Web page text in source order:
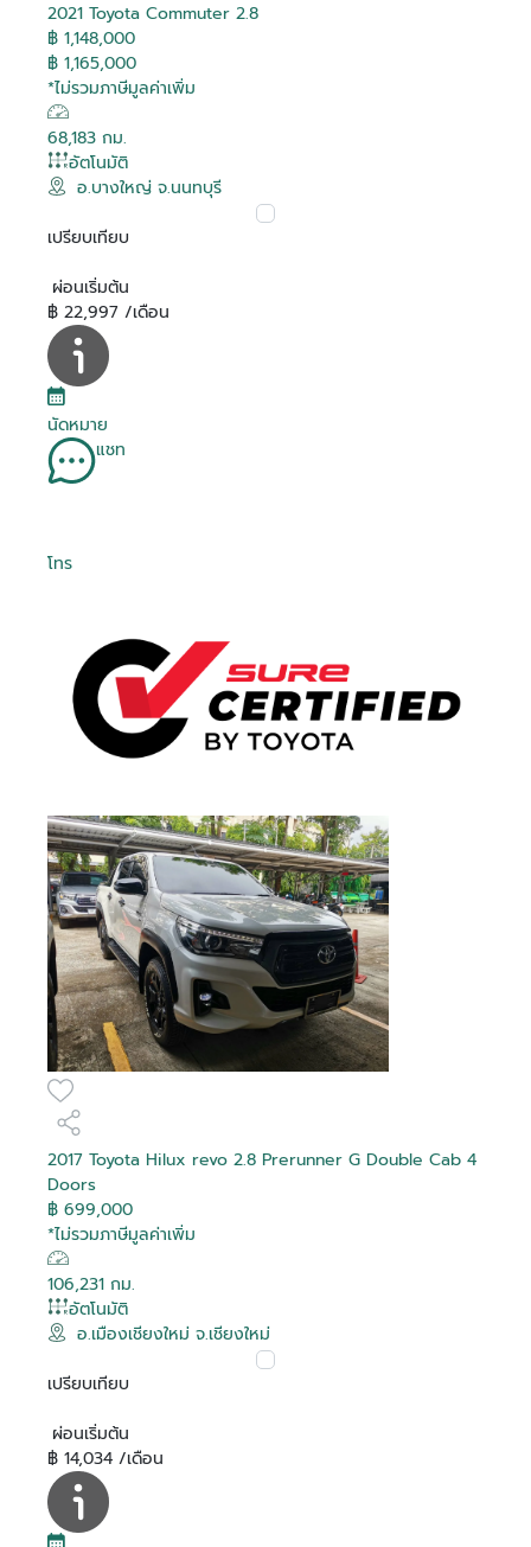
2021 Toyota Commuter 2.8
฿ 1,148,000
฿ 1,165,000
*ไม่รวมภาษีมูลค่าเพิ่ม
68,183 กม.
อัตโนมัติ
อ.บางใหญ่ จ.นนทบุรี
เปรียบเทียบ
ผ่อนเริ่มต้น
฿ 22,997 /เดือน
นัดหมาย
แชท
โทร
2017 Toyota Hilux revo 2.8 Prerunner G Double Cab 4
Doors
฿ 699,000
*ไม่รวมภาษีมูลค่าเพิ่ม
106,231 กม.
อัตโนมัติ
อ.เมืองเชียงใหม่ จ.เชียงใหม่
เปรียบเทียบ
ผ่อนเริ่มต้น
฿ 14,034 /เดือน